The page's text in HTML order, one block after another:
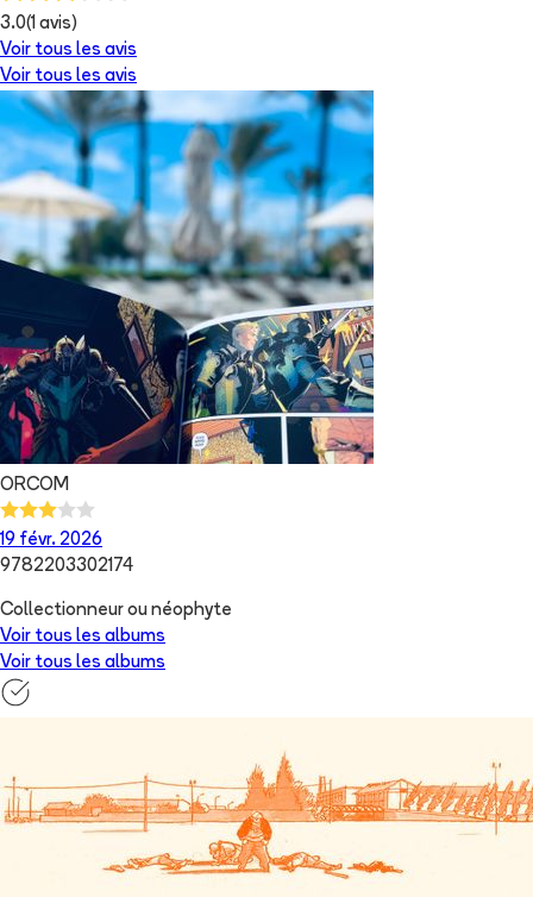
3.0(1 avis)
Voir tous les avis
Voir tous les avis
ORCOM
19 févr. 2026
9782203302174
Collectionneur ou néophyte
Voir tous les albums
Voir tous les albums